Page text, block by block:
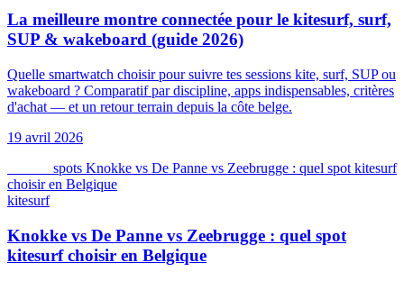
La meilleure montre connectée pour le kitesurf, surf,
SUP & wakeboard (guide 2026)
Quelle smartwatch choisir pour suivre tes sessions kite, surf, SUP ou
wakeboard ? Comparatif par discipline, apps indispensables, critères
d'achat — et un retour terrain depuis la côte belge.
19 avril 2026
spots Knokke vs De Panne vs Zeebrugge : quel spot kitesurf
choisir en Belgique
kitesurf
Knokke vs De Panne vs Zeebrugge : quel spot
kitesurf choisir en Belgique